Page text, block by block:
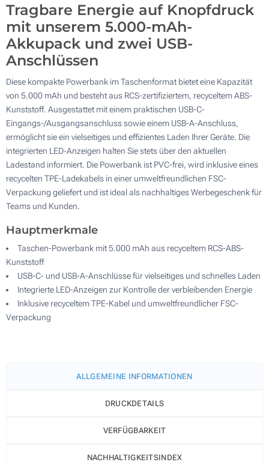
Tragbare Energie auf Knopfdruck
mit unserem 5.000-mAh-
Akkupack und zwei USB-
Anschlüssen
Diese kompakte Powerbank im Taschenformat bietet eine Kapazität
von 5.000 mAh und besteht aus RCS-zertifiziertem, recyceltem ABS-
Kunststoff. Ausgestattet mit einem praktischen USB-C-
Eingangs-/Ausgangsanschluss sowie einem USB-A-Anschluss,
ermöglicht sie ein vielseitiges und effizientes Laden Ihrer Geräte. Die
integrierten LED-Anzeigen halten Sie stets über den aktuellen
Ladestand informiert. Die Powerbank ist PVC-frei, wird inklusive eines
recycelten TPE-Ladekabels in einer umweltfreundlichen FSC-
Verpackung geliefert und ist ideal als nachhaltiges Werbegeschenk für
Teams und Kunden.
Hauptmerkmale
Taschen-Powerbank mit 5.000 mAh aus recyceltem RCS-ABS-
Kunststoff
USB-C- und USB-A-Anschlüsse für vielseitiges und schnelles Laden
Integrierte LED-Anzeigen zur Kontrolle der verbleibenden Energie
Inklusive recyceltem TPE-Kabel und umweltfreundlicher FSC-
Verpackung
ALLGEMEINE INFORMATIONEN
DRUCKDETAILS
VERFÜGBARKEIT
NACHHALTIGKEITSINDEX